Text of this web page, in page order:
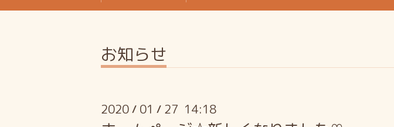
お知らせ
2020 / 01 / 27 14:18